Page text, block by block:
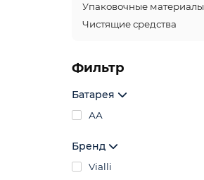
Упаковочные материалы
Чистящие средства
Фильтр
Батарея
АА
Бренд
Vialli